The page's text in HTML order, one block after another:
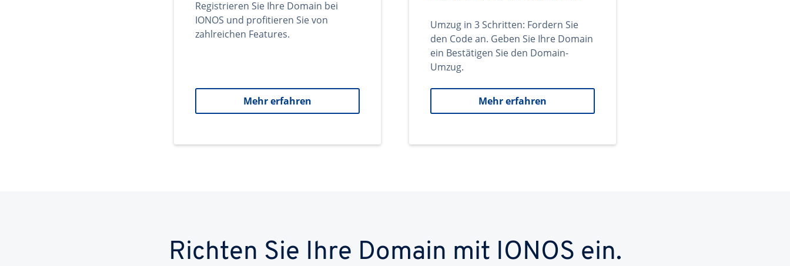
Registrieren Sie Ihre Domain bei
IONOS und profitieren Sie von
zahlreichen Features.
Mehr erfahren
Umzug in 3 Schritten: Fordern Sie
den Code an. Geben Sie Ihre Domain
ein Bestätigen Sie den Domain-
Umzug.
Mehr erfahren
Richten Sie Ihre Domain mit IONOS ein.